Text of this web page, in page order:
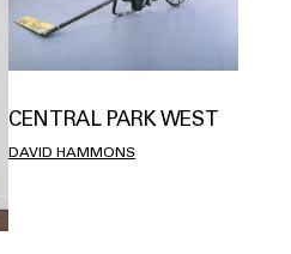
CENTRAL PARK WEST
DAVID HAMMONS